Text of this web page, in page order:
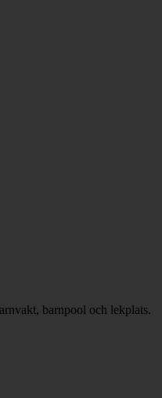
barnpool och lekplats.